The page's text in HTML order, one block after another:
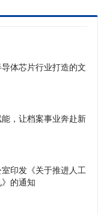
体芯片行业打造的文
，让档案事业奔赴新
印发《关于推进人工
的通知